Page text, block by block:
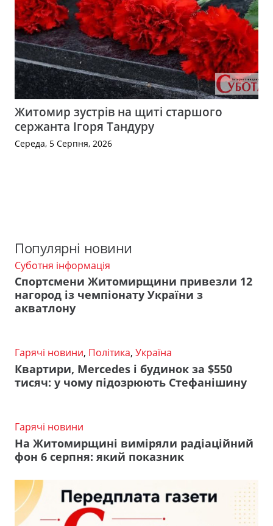
Житомир зустрів на щиті старшого
сержанта Ігоря Тандуру
Середа, 5 Серпня, 2026
Популярні новини
Суботня інформація
Спортсмени Житомирщини привезли 12
нагород із чемпіонату України з
акватлону
Гарячі новини, Політика, Україна
Квартири, Mercedes і будинок за $550
тисяч: у чому підозрюють Стефанішину
Гарячі новини
На Житомирщині виміряли радіаційний
фон 6 серпня: який показник